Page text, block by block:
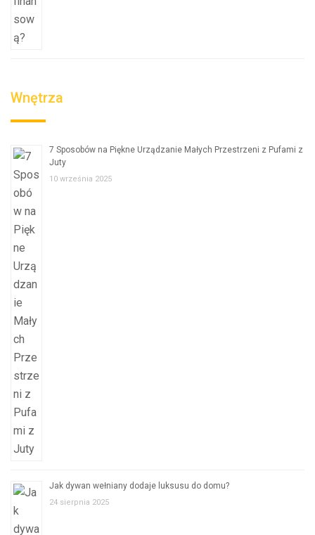
Wnętrza
7 Sposobów na Piękne Urządzanie Małych Przestrzeni z Pufami z
Juty
10 września 2025
Jak dywan wełniany dodaje luksusu do domu?
24 sierpnia 2025